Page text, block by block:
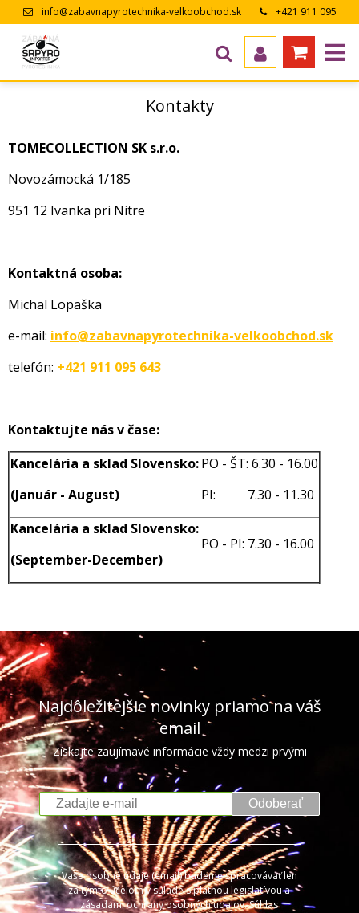
info@zabavnapyrotechnika-velkoobchod.sk
+421 911 095
Kontakty
TOMECOLLECTION SK s.r.o.
Novozámocká 1/185
951 12 Ivanka pri Nitre
Kontaktná osoba:
Michal Lopaška
e-mail: info@zabavnapyrotechnika-velkoobchod.sk
telefón: +421 911 095 643
Kontaktujte nás v čase:
Kancelária a sklad Slovensko:
(Január - August)
PO - ŠT: 6.30 - 16.00
PI: 7.30 - 11.30
Kancelária a sklad Slovensko:
(September-December)
PO - PI: 7.30 - 16.00
Najdôležitejšie novinky priamo na váš
email
Získajte zaujímavé informácie vždy medzi prvými
Odoberať
Vaše osobné údaje (email) budeme spracovávať len
za týmto účelom v súlade s platnou legislatívou a
zásadami ochrany osobných údajov. Súhlas